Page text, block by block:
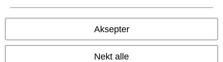
Aksepter
Nekt alle
Vilkår